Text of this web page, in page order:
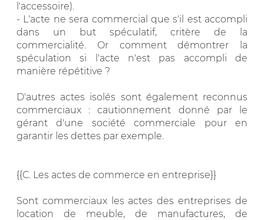
l'accessoire).
- L'acte ne sera commercial que s'il est accompli
dans un but spéculatif, critère de la
commercialité. Or comment démontrer la
spéculation si l'acte n'est pas accompli de
manière répétitive ?
D'autres actes isolés sont également reconnus
commerciaux : cautionnement donné par le
gérant d'une société commerciale pour en
garantir les dettes par exemple.
{{C. Les actes de commerce en entreprise}}
Sont commerciaux les actes des entreprises de
location de meuble, de manufactures, de